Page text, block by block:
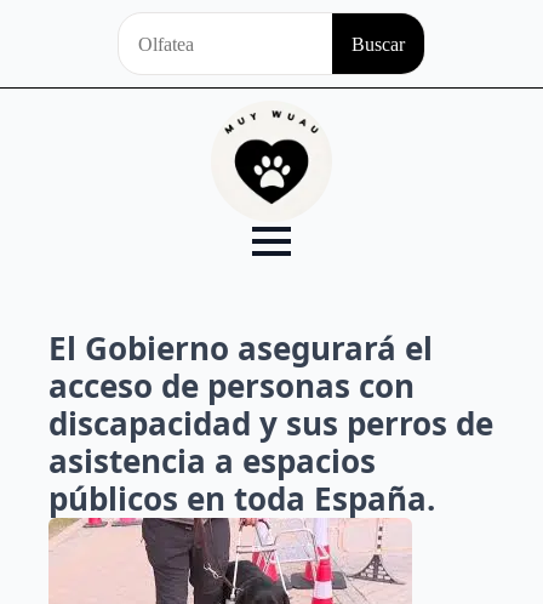
Buscar
Search
for:
El Gobierno asegurará el
acceso de personas con
discapacidad y sus perros de
asistencia a espacios
públicos en toda España.